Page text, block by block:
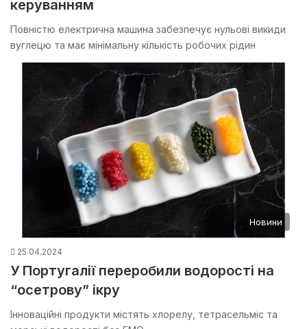
керуванням
Повністю електрична машина забезпечує нульові викиди
вуглецю та має мінімальну кількість робочих рідин
Новини
25.04.2024
У Португалії переробили водорості на
“осетрову” ікру
Інноваційні продукти містять хлорелу, тетрасельміс та